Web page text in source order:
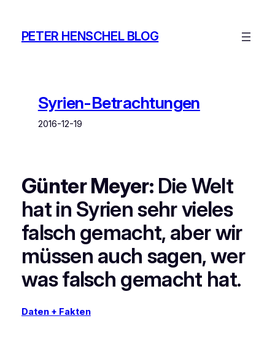
springen
PETER HENSCHEL BLOG
Syrien-Betrachtungen
2016-12-19
Günter Meyer: Die Welt
hat in Syrien sehr vieles
falsch gemacht, aber wir
müssen auch sagen, wer
was falsch gemacht hat.
Daten + Fakten